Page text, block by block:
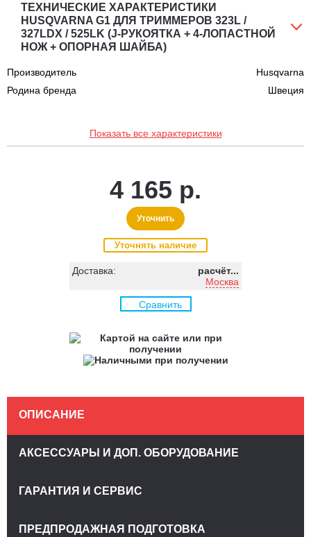
ТЕХНИЧЕСКИЕ ХАРАКТЕРИСТИКИ
HUSQVARNA G1 ДЛЯ ТРИММЕРОВ 323L /
327LDX / 525LK (J-РУКОЯТКА + 4-ЛОПАСТНОЙ
НОЖ + ОПОРНАЯ ШАЙБА)
Производитель
Husqvarna
Родина бренда
Швеция
Показать все характеристики
4 165 р.
Уточнить
Уточнять наличие
Доставка:
расчёт...
Москва
Сравнить
ОПИСАНИЕ
АКСЕССУАРЫ И ДОП. ОБОРУДОВАНИЕ
ГАРАНТИЯ И СЕРВИС
ПРЕДПРОДАЖНАЯ ПОДГОТОВКА